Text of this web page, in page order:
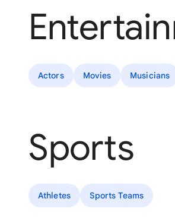
Actors Movies Musicians
Sports
Athletes Sports Teams